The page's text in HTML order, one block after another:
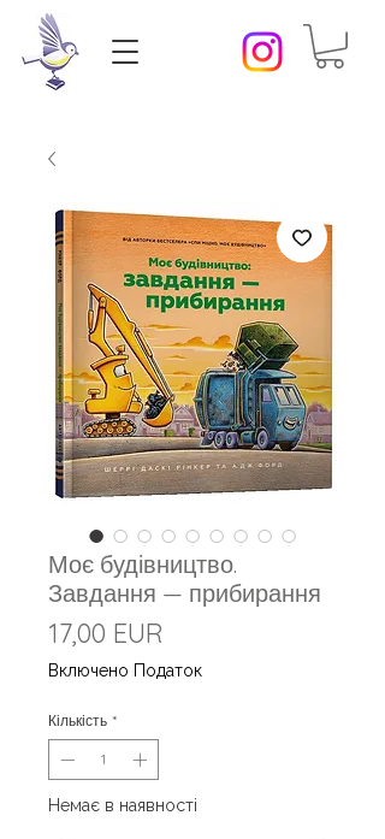
Моє будівництво.
Завдання — прибирання
17,00 EUR
Включено Податок
Кількість *
Немає в наявності